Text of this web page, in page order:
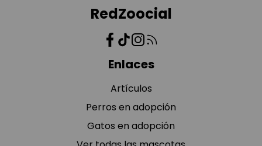
RedZoocial
Enlaces
Artículos
Perros en adopción
Gatos en adopción